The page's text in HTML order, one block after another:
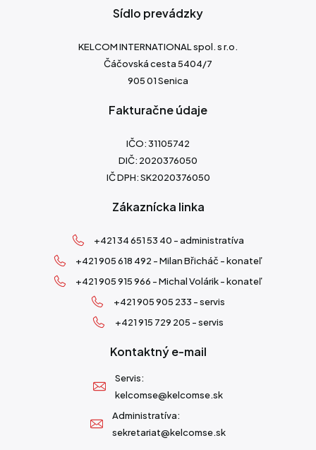
Sídlo prevádzky
KELCOM INTERNATIONAL spol. s r.o.
Čáčovská cesta 5404/7
905 01 Senica
Fakturačne údaje
IČO: 31105742
DIČ: 2020376050
IČ DPH: SK2020376050
Zákaznícka linka
+421 34 651 53 40 - administratíva
+421 905 618 492 - Milan Břicháč - konateľ
+421 905 915 966 - Michal Volárik - konateľ
+421 905 905 233 - servis
+421 915 729 205 - servis
Kontaktný e-mail
Servis:
kelcomse@kelcomse.sk
Administratíva:
sekretariat@kelcomse.sk